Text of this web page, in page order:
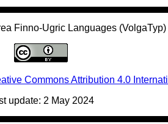
Finno-Ugric Languages
Commons Attribution 4.0
update: 2 May 2024